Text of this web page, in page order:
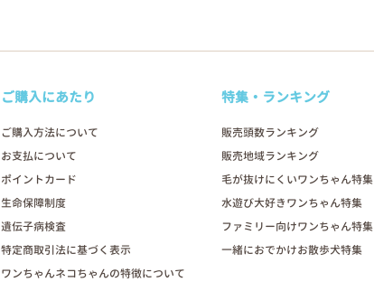
ご購入にあたり
ご購入方法について
お支払について
ポイントカード
生命保障制度
遺伝子病検査
特定商取引法に基づく表示
ワンちゃんネコちゃんの特徴について
特集・ランキング
販売頭数ランキング
販売地域ランキング
毛が抜けにくいワンちゃん特集
水遊び大好きワンちゃん特集
ファミリー向けワンちゃん特集
一緒におでかけお散歩犬特集